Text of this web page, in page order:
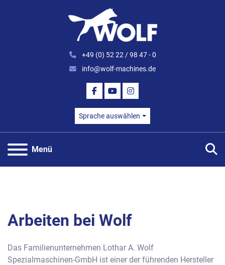
+49 (0) 52 22 / 98 47 - 0
info@wolf-machines.de
FACEBOOK
YOUTUBEINSTAGRAM
Sprache auswählen
Menü
Arbeiten bei Wolf
Das Familienunternehmen Lothar A. Wolf
Spezialmaschinen-GmbH ist einer der führenden Hersteller